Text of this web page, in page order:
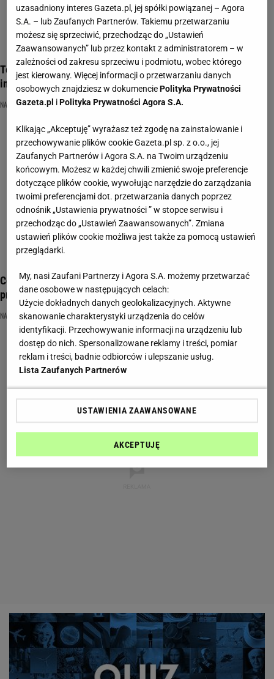
Ten copiątkowy quiz wiedzy ogólnej wyłoni prawdziwych
inteligentów!
NAJNOWSZE QUIZY DZISIAJ DODANE QUIZ QUIZ COPIĄTKOWY
Copiątkowy quiz wiedzy dla erudytów. Większość wymięka
przy 4. pytaniu!
NAJNOWSZE QUIZY DZISIAJ DODANE QUIZ QUIZ COPIĄTKOWY
uzasadniony interes Gazeta.pl, jej spółki powiązanej – Agora
S.A. – lub Zaufanych Partnerów. Takiemu przetwarzaniu
możesz się sprzeciwić, przechodząc do „Ustawień
Zaawansowanych” lub przez kontakt z administratorem – w
zależności od zakresu sprzeciwu i podmiotu, wobec którego
jest kierowany. Więcej informacji o przetwarzaniu danych
osobowych znajdziesz w dokumenciePolityka Prywatności
Gazeta.pl iPolityka Prywatności Agora S.A.
Klikając „Akceptuję” wyrażasz też zgodę na zainstalowanie i
przechowywanie plików cookie Gazeta.pl sp. z o.o., jej
Zaufanych Partnerów i Agora S.A. na Twoim urządzeniu
końcowym. Możesz w każdej chwili zmienić swoje preferencje
dotyczące plików cookie, wywołując narzędzie do zarządzania
twoimi preferencjami dot. przetwarzania danych poprzez
odnośnik „Ustawienia prywatności ” w stopce serwisu i
przechodząc do „Ustawień Zaawansowanych”. Zmiana
ustawień plików cookie możliwa jest także za pomocą ustawień
przeglądarki.
My, nasi Zaufani Partnerzy i Agora S.A. możemy przetwarzać
dane osobowe w następujących celach:
Użycie dokładnych danych geolokalizacyjnych. Aktywne
skanowanie charakterystyki urządzenia do celów
identyfikacji. Przechowywanie informacji na urządzeniu lub
dostęp do nich. Spersonalizowane reklamy i treści, pomiar
reklam i treści, badnie odbiorców i ulepszanie usług.
Lista Zaufanych Partnerów
USTAWIENIA ZAAWANSOWANE
AKCEPTUJĘ